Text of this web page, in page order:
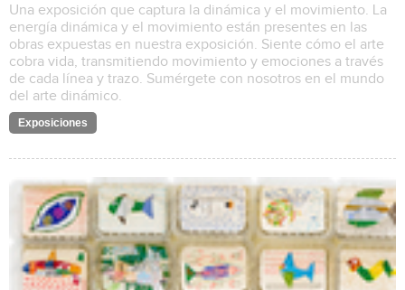
Una exposición que captura la dinámica y el movimiento. La
energía dinámica y el movimiento están presentes en las
obras expuestas en nuestra exposición. Siente cómo el arte
cobra vida, transmitiendo movimiento y emociones a través
de cada línea y trazo. Sumérgete con nosotros en el mundo
del arte dinámico.
Exposiciones